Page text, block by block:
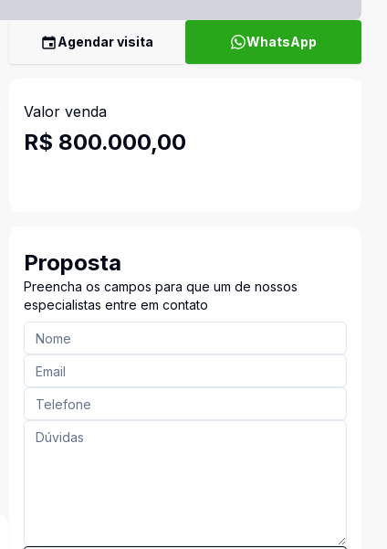
Agendar visita WhatsApp
Valor venda
R$ 800.000,00
Proposta
Preencha os campos para que um de nossos
especialistas entre em contato